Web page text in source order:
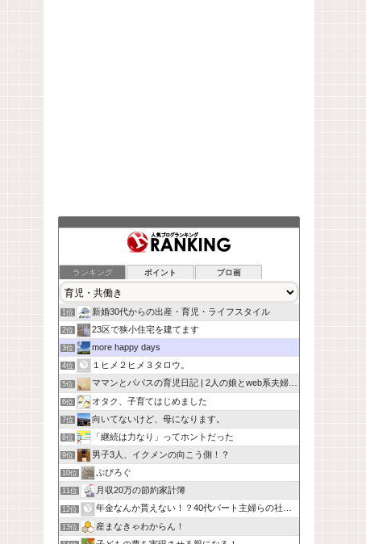
ランキング ポイント ブロ画
1位 新婚30代からの出産・育児・ライフスタイル
2位 23区で狭小住宅を建てます
3位 more happy days
4位 １ヒメ２ヒメ３タロウ。
5位 ママンとパパスの育児日記 | 2人の娘とweb系夫婦の日常
6位 オタク、子育てはじめました
7位 向いてないけど、母になります。
8位 「継続は力なり」ってホントだった
9位 男子3人、イクメンの向こう側！？
10位 ぷぴろぐ
11位 月収20万の節約家計簿
12位 年金なんか貰えない！？40代パート主婦らの社会保険に未来はあ
13位 産まなきゃわからん！